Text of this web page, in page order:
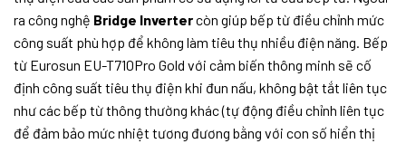
ra công nghệ Bridge Invertercòn giúp bếp từ điều chỉnh mức
công suất phù hợp để không làm tiêu thụ nhiều điện năng. Bếp
từ Eurosun EU-T710Pro Gold với cảm biến thông minh sẽ cố
định công suất tiêu thụ điện khi đun nấu, không bật tắt liên tục
như các bếp từ thông thường khác (tự động điều chỉnh liên tục
để đảm bảo mức nhiệt tương đương bằng với con số hiển thị